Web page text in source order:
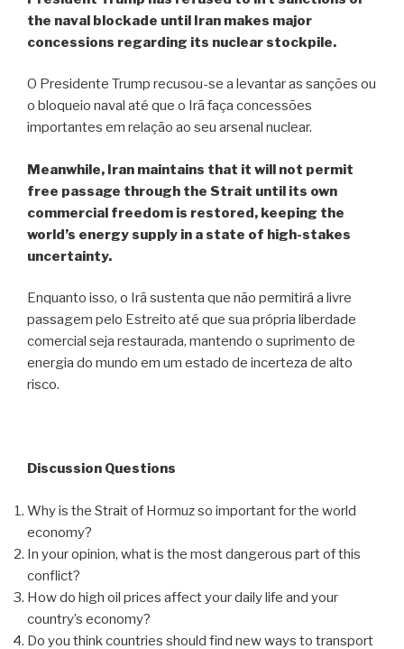
the naval blockade until Iran makes major
concessions regarding its nuclear stockpile.
O Presidente Trump recusou-se a levantar as sanções ou
o bloqueio naval até que o Irã faça concessões
importantes em relação ao seu arsenal nuclear.
Meanwhile, Iran maintains that it will not permit
free passage through the Strait until its own
commercial freedom is restored, keeping the
world’s energy supply in a state of high-stakes
uncertainty.
Enquanto isso, o Irã sustenta que não permitirá a livre
passagem pelo Estreito até que sua própria liberdade
comercial seja restaurada, mantendo o suprimento de
energia do mundo em um estado de incerteza de alto
risco.
Discussion Questions
Why is the Strait of Hormuz so important for the world
economy?
In your opinion, what is the most dangerous part of this
conflict?
How do high oil prices affect your daily life and your
country’s economy?
Do you think countries should find new ways to transport